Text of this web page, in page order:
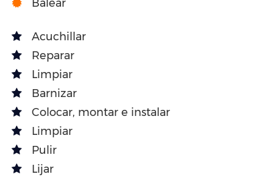
Balear
Acuchillar
Reparar
Limpiar
Barnizar
Colocar, montar e instalar
Limpiar
Pulir
Lijar